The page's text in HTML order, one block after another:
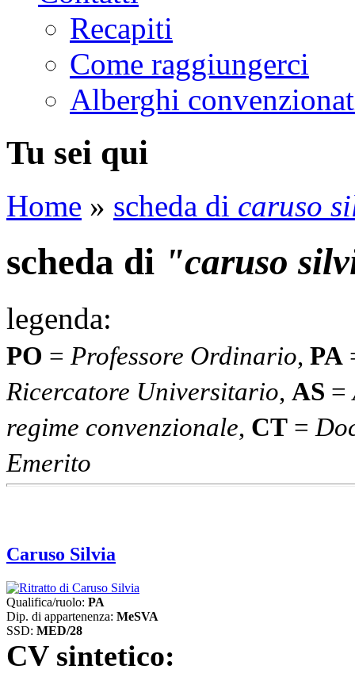
Recapiti
Come raggiungerci
Alberghi
Tu sei qui
Home » scheda di caruso
scheda di "caruso
legenda:
PO = Professore Ordinario, PA
Ricercatore Universitario, AS =
regime convenzionale, CT =
Emerito
Caruso Silvia
Qualifica/ruolo: PA
Dip. di appartenenza: MeSVA
SSD: MED/28
CV sintetico: